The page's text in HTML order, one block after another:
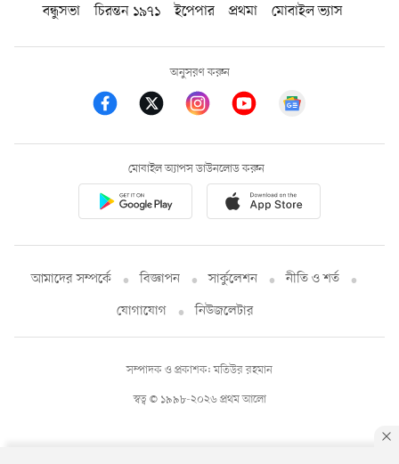
বন্ধুসভা
চিরন্তন ১৯৭১ ইপেপার প্রথমা মোবাইল ভ্যাস
অনুসরণ করুন
মোবাইল অ্যাপস ডাউনলোড করুন
আমাদের সম্পর্কে বিজ্ঞাপন সার্কুলেশন
নীতি ও শর্ত
যোগাযোগ
নিউজলেটার
স্বত্ব © ১৯৯৮-২০২৬ প্রথম আলো
সম্পাদক ও প্রকাশক: মতিউর রহমান